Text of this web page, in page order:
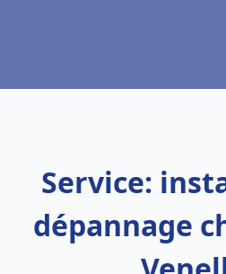
Service:
dépannage